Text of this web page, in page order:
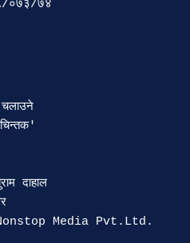
०७३/७४
दाहाल